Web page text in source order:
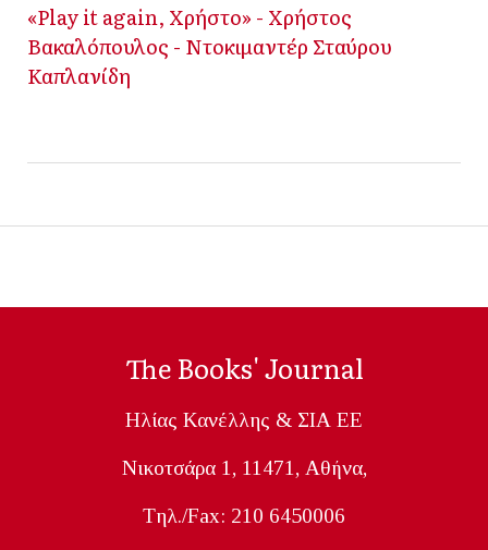
«Play it again, Χρήστο» - Χρήστος
Βακαλόπουλος - Ντοκιμαντέρ Σταύρου
Καπλανίδη
The Books' Journal
Ηλίας Κανέλλης & ΣΙΑ ΕΕ
Nικοτσάρα 1, 11471, Aθήνα,
Tηλ./Fax: 210 6450006